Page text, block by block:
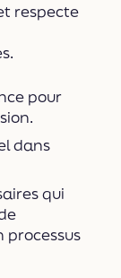
respecte
pour
dans
qui